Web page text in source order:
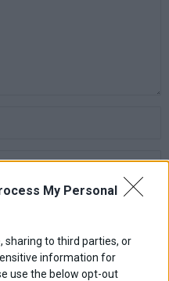
My Personal
sharing to third parties, or
information for
use the below opt-out
τον ιστότοπο μου σε αυτόν
θα σχολιάσω.